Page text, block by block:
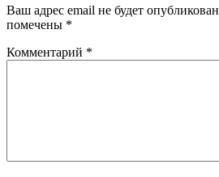
Ваш адрес email не будет
помечены *
Комментарий *